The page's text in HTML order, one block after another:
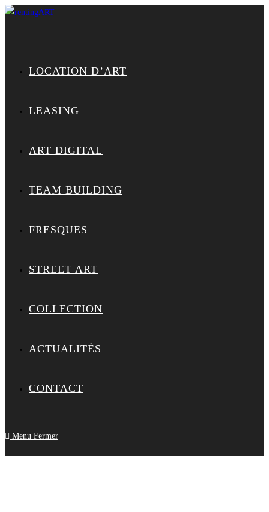
LOCATION D’ART
LEASING
ART DIGITAL
TEAM BUILDING
FRESQUES
STREET ART
COLLECTION
ACTUALITÉS
CONTACT
Menu Fermer